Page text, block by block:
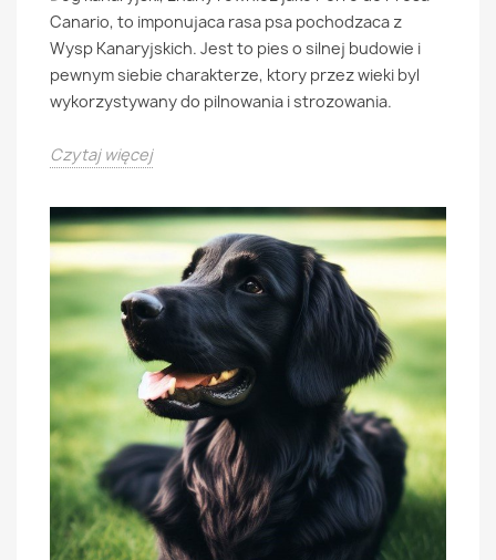
Canario, to imponujaca rasa psa pochodzaca z
Wysp Kanaryjskich. Jest to pies o silnej budowie i
pewnym siebie charakterze, ktory przez wieki byl
wykorzystywany do pilnowania i strozowania.
Czytaj więcej